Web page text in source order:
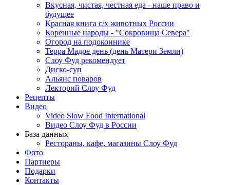
Вкусная, чистая, честная еда - наше право и
будущее
Красная книга с/х животных России
Коренные народы - "Сокровища Севера"
Огород на подоконнике
Терра Мадре день (день Матери Земли)
Слоу Фуд рекомендует
Диско-суп
Альянс поваров
Лекторий Слоу Фуд
Рецепты
Видео
Video Slow Food International
Видео Слоу Фуд в России
База данных
Рестораны, кафе, магазины Слоу Фуд
Фото
Партнеры
Подарки
Контакты